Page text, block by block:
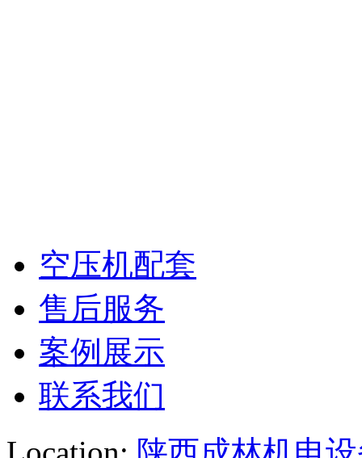
空压机配套
售后服务
案例展示
联系我们